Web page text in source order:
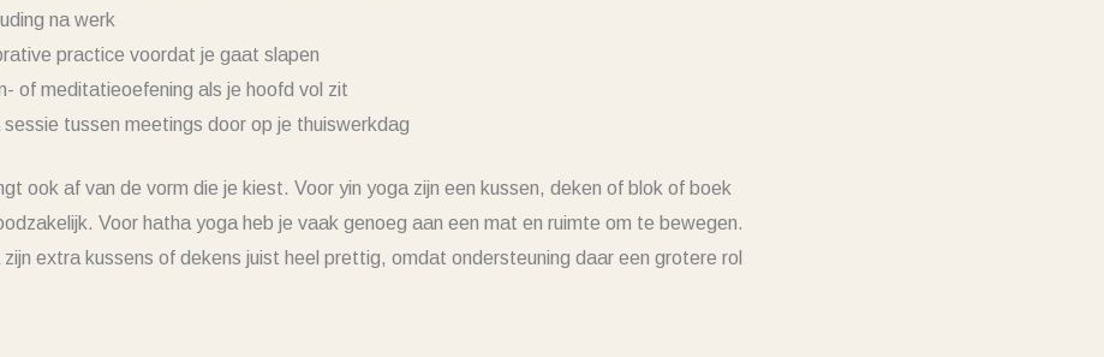
na werk
practice voordat je gaat slapen
of meditatieoefening als je hoofd vol zit
tussen meetings door op je thuiswerkdag
ook af van de vorm die je kiest. Voor yin yoga zijn een kussen, deken of blok of boek
Voor hatha yoga heb je vaak genoeg aan een mat en ruimte om te bewegen.
extra kussens of dekens juist heel prettig, omdat ondersteuning daar een grotere rol